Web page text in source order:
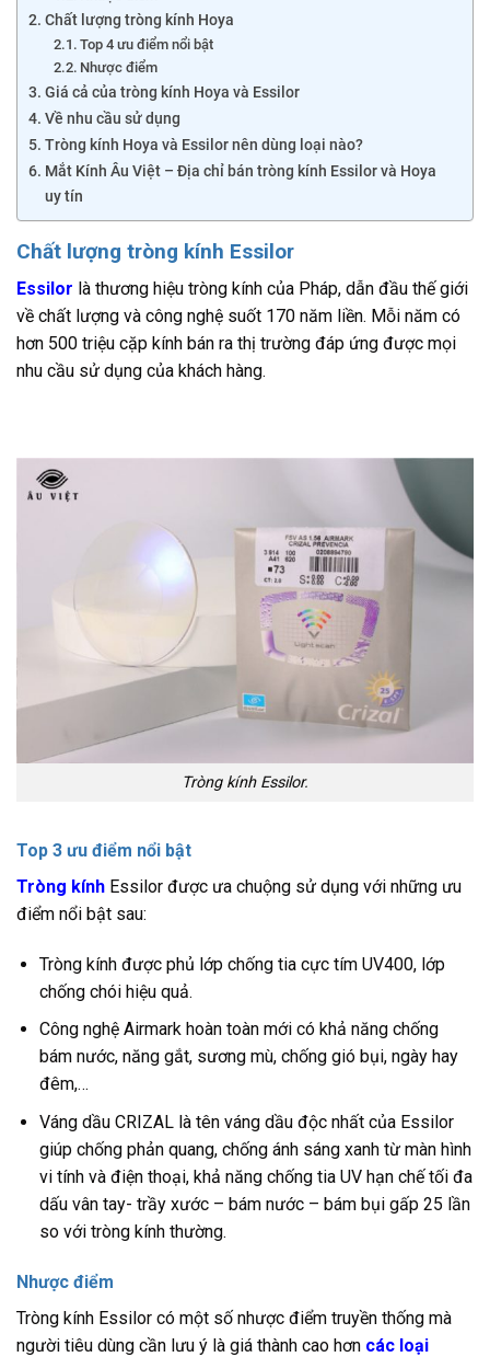
Chất lượng tròng kính Hoya
Top 4 ưu điểm nổi bật
Nhược điểm
Giá cả của tròng kính Hoya và Essilor
Về nhu cầu sử dụng
Tròng kính Hoya và Essilor nên dùng loại nào?
Mắt Kính Âu Việt – Địa chỉ bán tròng kính Essilor và Hoya
uy tín
Chất lượng tròng kính Essilor
Essilor là thương hiệu tròng kính của Pháp, dẫn đầu thế giới
về chất lượng và công nghệ suốt 170 năm liền. Mỗi năm có
hơn 500 triệu cặp kính bán ra thị trường đáp ứng được mọi
nhu cầu sử dụng của khách hàng.
Tròng kính Essilor.
Top 3 ưu điểm nổi bật
Tròng kính Essilor được ưa chuộng sử dụng với những ưu
điểm nổi bật sau:
Tròng kính được phủ lớp chống tia cực tím UV400, lớp
chống chói hiệu quả.
Công nghệ Airmark hoàn toàn mới có khả năng chống
bám nước, năng gắt, sương mù, chống gió bụi, ngày hay
đêm,…
Váng dầu CRIZAL là tên váng dầu độc nhất của Essilor
giúp chống phản quang, chống ánh sáng xanh từ màn hình
vi tính và điện thoại, khả năng chống tia UV hạn chế tối đa
dấu vân tay- trầy xước – bám nước – bám bụi gấp 25 lần
so với tròng kính thường.
Nhược điểm
Tròng kính Essilor có một số nhược điểm truyền thống mà
người tiêu dùng cần lưu ý là giá thành cao hơn các loại